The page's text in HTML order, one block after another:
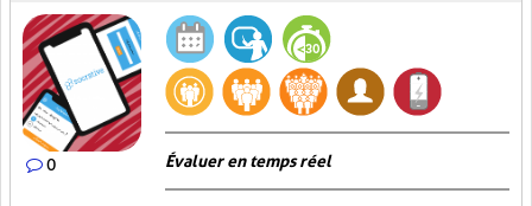
0 Évaluer en temps réel